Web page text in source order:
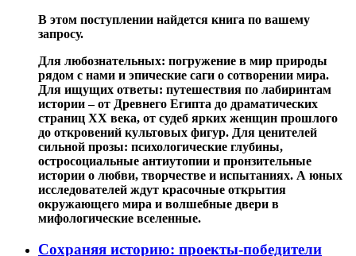
В этом поступлении найдется книга по вашему
запросу.
Для любознательных: погружение в мир природы
рядом с нами и эпические саги о сотворении мира.
Для ищущих ответы: путешествия по лабиринтам
истории – от Древнего Египта до драматических
страниц XX века, от судеб ярких женщин прошлого
до откровений культовых фигур. Для ценителей
сильной прозы: психологические глубины,
остросоциальные антиутопии и пронзительные
истории о любви, творчестве и испытаниях. А юных
исследователей ждут красочные открытия
окружающего мира и волшебные двери в
мифологические вселенные.
Сохраняя историю: проекты-победители